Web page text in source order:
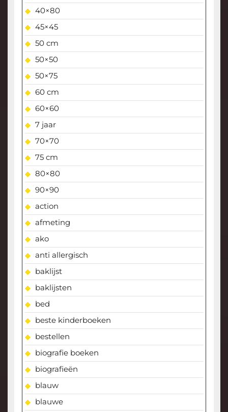
40×80
45×45
50 cm
50×50
50×75
60 cm
60×60
7 jaar
70×70
75 cm
80×80
90×90
action
afmeting
ako
anti allergisch
baklijst
baklijsten
bed
beste kinderboeken
bestellen
biografie boeken
biografieën
blauw
blauwe